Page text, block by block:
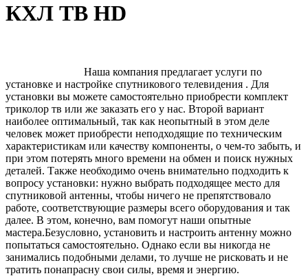
КХЛ ТВ HD
Наша компания предлагает услуги по
установке и настройке спутникового телевидения . Для
установки вы можете самостоятельно приобрести комплект
триколор тв или же заказать его у нас. Второй вариант
наиболее оптимальный, так как неопытный в этом деле
человек может приобрести неподходящие по техническим
характеристикам или качеству компоненты, о чем-то забыть, и
при этом потерять много времени на обмен и поиск нужных
деталей. Также необходимо очень внимательно подходить к
вопросу установки: нужно выбрать подходящее место для
спутниковой антенны, чтобы ничего не препятствовало
работе, соответствующие размеры всего оборудования и так
далее. В этом, конечно, вам помогут наши опытные
мастера.Безусловно, установить и настроить антенну можно
попытаться самостоятельно. Однако если вы никогда не
занимались подобными делами, то лучше не рисковать и не
тратить понапрасну свои силы, время и энергию.